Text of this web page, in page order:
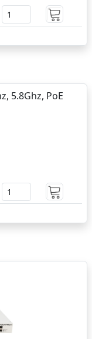
5.8Ghz, PoE